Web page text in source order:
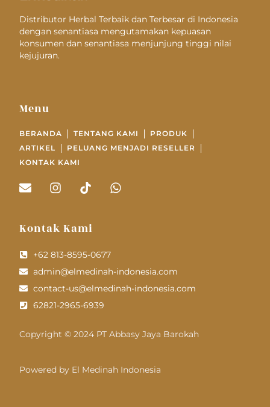
Distributor Herbal Terbaik dan Terbesar di Indonesia
dengan senantiasa mengutamakan kepuasan
konsumen dan senantiasa menjunjung tinggi nilai
kejujuran.
Menu
BERANDA TENTANG KAMI
PRODUK
ARTIKEL
PELUANG MENJADI RESELLER
KONTAK KAMI
Kontak Kami
+62 813-8595-0677
admin@elmedinah-indonesia.com
contact-us@elmedinah-indonesia.com
62821-2965-6939
Copyright © 2024 PT Abbasy Jaya Barokah
Powered by El Medinah Indonesia